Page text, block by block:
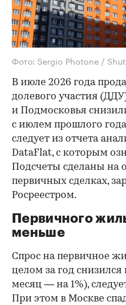
Фото: Sergio Photone /
В июле 2026 года
долевого участия
и Подмосковья
с июлем прошлого
следует из отчета
DataFlat, с которым
Подсчеты сделаны на
первичных сделках,
Росреестром.
Первичного
меньше
Спрос на первичное
целом за год снизился
месяц — на 1%),
При этом в Москве